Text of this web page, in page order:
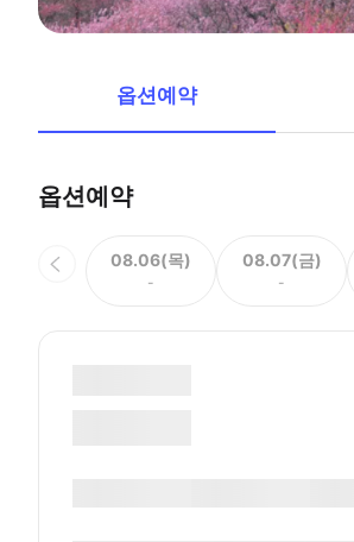
옵션예약
옵션예약
08.06(목)
-
08.07(금)
-